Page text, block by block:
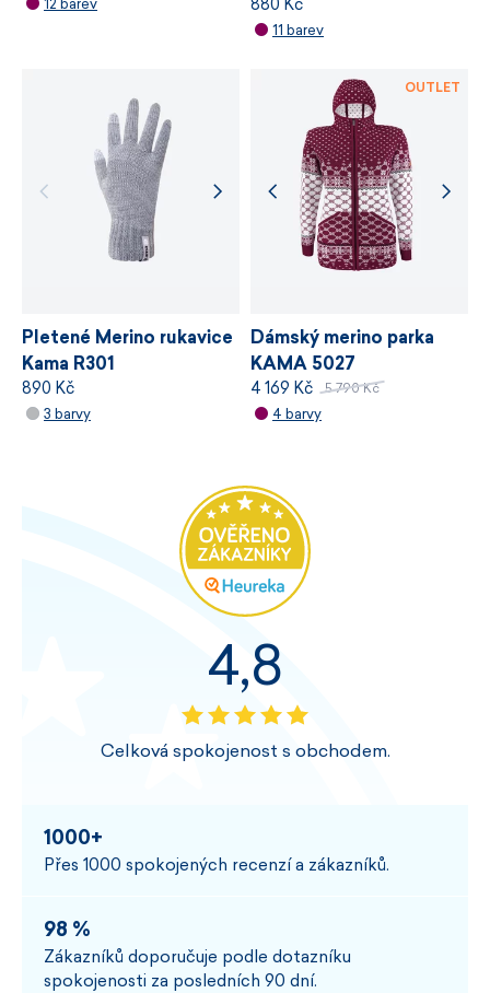
Certifikace bluesign® APPROVED.
Snadná údržba.
Vyrobeno v České republice.
Velikost dospělá UNI.
12 barev 880 Kč
11 barev
Pletené Merino rukavice
Kama R301
890 Kč
3 barvy
Dámský merino parka
KAMA 5027
4 169 Kč 5 790 Kč
4 barvy
OUTLET
4,8
Celková spokojenost s obchodem.
1000+
Přes 1000 spokojených recenzí a zákazníků.
98 %
Zákazníků doporučuje podle dotazníku
spokojenosti za posledních 90 dní.